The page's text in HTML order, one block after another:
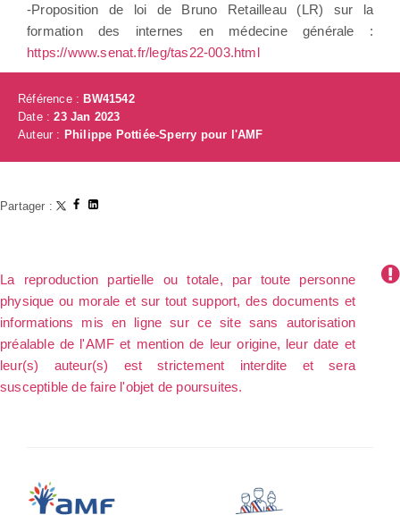
-Proposition de loi de Bruno Retailleau (LR) sur la
formation des internes en médecine générale :
https://www.senat.fr/leg/tas22-003.html
Référence : BW41542
Date :23 Jan 2023
Auteur : Philippe Pottiée-Sperry pour l'AMF
Partager :
La reproduction partielle ou totale, par toute personne
physique ou morale et sur tout support, des documents et
informations mis en ligne sur ce site sans autorisation
préalable de l'AMF et mention de leur origine, leur date et
leur(s) auteur(s) est strictement interdite et sera
susceptible de faire l'objet de poursuites.